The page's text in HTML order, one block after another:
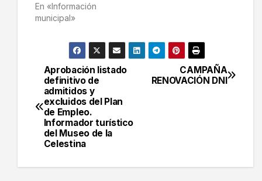
En «Información
municipal»
Navegación
de
entradas
CAMPAÑA
RENOVACIÓN DNI
Aprobación listado
definitivo de
admitidos y
excluidos del Plan
de Empleo.
Informador turístico
del Museo de la
Celestina